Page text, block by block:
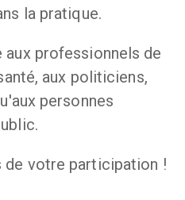
la pratique.
aux professionnels de
aux politiciens,
personnes
de votre participation !